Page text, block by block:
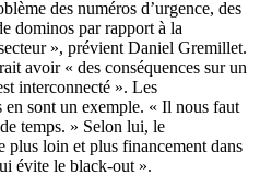
des numéros d’urgence, des
dominos par rapport à la
», prévient Daniel Gremillet.
avoir « des conséquences sur un
interconnecté ». Les
en sont un exemple. « Il nous faut
temps. » Selon lui, le
plus loin et plus financement dans
évite le black-out ».